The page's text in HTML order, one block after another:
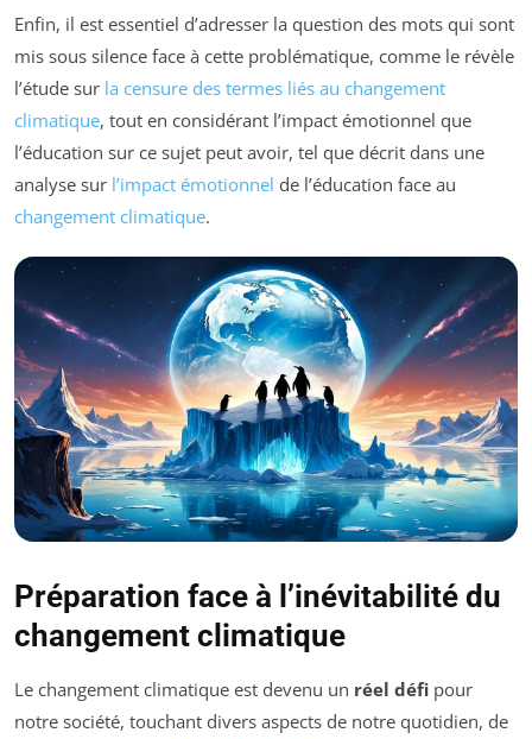
Enfin, il est essentiel d’adresser la question des mots qui sont
mis sous silence face à cette problématique, comme le révèle
l’étude sur la censure des termes liés au changement
climatique, tout en considérant l’impact émotionnel que
l’éducation sur ce sujet peut avoir, tel que décrit dans une
analyse sur l’impact émotionnel de l’éducation face au
changement climatique.
Préparation face à l’inévitabilité du
changement climatique
Le changement climatique est devenu un réel défi pour
notre société, touchant divers aspects de notre quotidien, de